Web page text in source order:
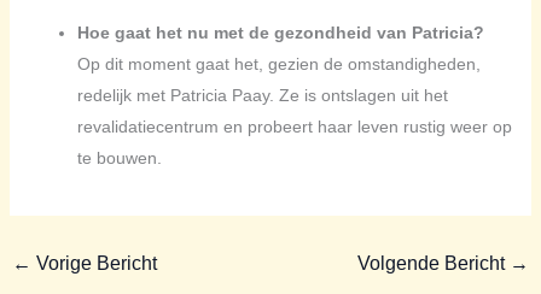
Hoe gaat het nu met de gezondheid van Patricia?
Op dit moment gaat het, gezien de omstandigheden,
redelijk met Patricia Paay. Ze is ontslagen uit het
revalidatiecentrum en probeert haar leven rustig weer op
te bouwen.
← Vorige Bericht Volgende Bericht →